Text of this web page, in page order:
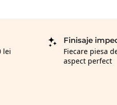
lei
Finisaje
Fiecare piesa
aspect perfect